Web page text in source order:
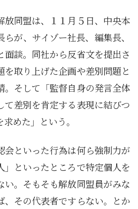
放同盟は、１１月５日、中央本
が、サイゾー社長、編集長、
面談。同社から反省文を提出さ
を取り上げた企画や差別問題と
。そして「監督自身の発言全体
て差別を肯定する表現に結びつ
めた」という。
会といった行為は何ら強制力が
」といったところで特定個人を
い。そもそも解放同盟員がみな
、その代表者ですらない。とか